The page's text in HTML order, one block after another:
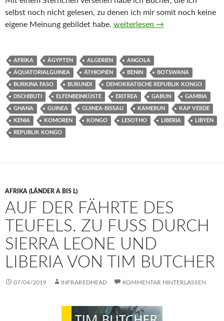
selbst noch nicht gelesen, zu denen ich mir somit noch keine
eigene Meinung gebildet habe. Belletristik, Sachbücher und
weiterlesen →
AFRIKA ÄGYPTEN ALGERIEN ANGOLA
ÄQUATORIALGUINEA ÄTHIOPIEN BENIN BOTSWANA
BURKINA FASO BURUNDI DEMOKRATISCHE REPUBLIK KONGO
DSCHIBUTI ELFENBEINKÜSTE ERITREA GABUN GAMBIA
GHANA GUINEA GUINEA-BISSAU KAMERUN KAP VERDE
KENIA KOMOREN KONGO LESOTHO LIBERIA LIBYEN
REPUBLIK KONGO
AFRIKA (LÄNDER A BIS L)
AUF DER FÄHRTE DES
TEUFELS. ZU FUSS DURCH S
IERRA LEONE UND L
IBERIA VON TIM BUTCHER
07/04/2019 INFRAREDHEAD KOMMENTAR HINTERLASSEN